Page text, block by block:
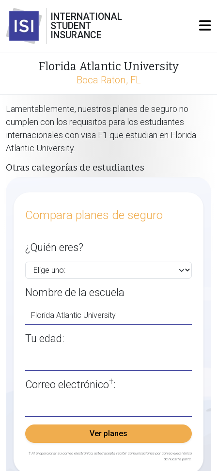
INTERNATIONAL
STUDENT
INSURANCE
Florida Atlantic University
Boca Raton, FL
Lamentablemente, nuestros planes de seguro no
cumplen con los requisitos para los estudiantes
internacionales con visa F1 que estudian en Florida
Atlantic University.
Otras categorías de estudiantes
Compara planes de seguro
¿Quién eres?
Nombre de la escuela
Tu edad:
Correo electrónico†:
Ver planes
† Al proporcionar su correo electrónico, usted acepta recibir comunicaciones por correo electrónico
de nuestra parte.